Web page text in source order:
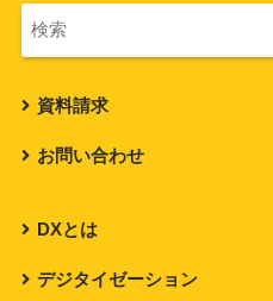
資料請求
お問い合わせ
DXとは
デジタイゼーション